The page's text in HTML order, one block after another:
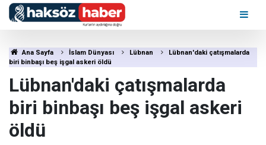
Ana Sayfa İslam Dünyası Lübnan
Lübnan'daki çatışmalarda
biri binbaşı beş işgal askeri öldü
Lübnan'daki çatışmalarda
biri binbaşı beş işgal askeri
öldü